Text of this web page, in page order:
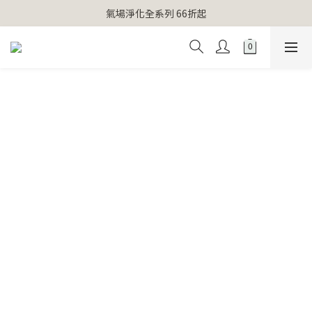
【官網獨家】首次消費 不限金額 即送 香遇熊超人行李吊牌
氣場淨化全系列 66折起
【官網獨家】首次消費 不限金額 即送 香遇熊超人行李吊牌